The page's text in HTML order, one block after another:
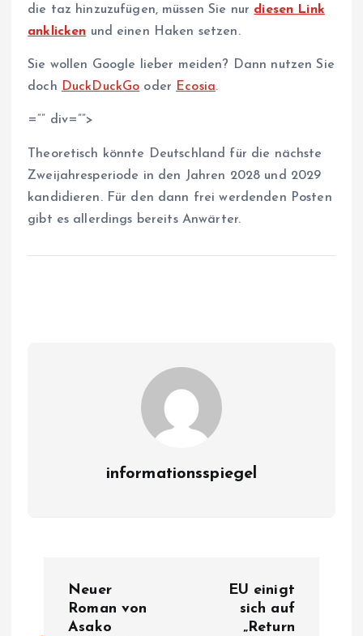
die taz hinzuzufügen, müssen Sie nur diesen Link
anklicken und einen Haken setzen.
Sie wollen Google lieber meiden? Dann nutzen Sie
doch DuckDuckGo oder Ecosia.
=”” div=””>
Theoretisch könnte Deutschland für die nächste
Zweijahresperiode in den Jahren 2028 und 2029
kandidieren. Für den dann frei werdenden Posten
gibt es allerdings bereits Anwärter.
informationsspiegel
Neuer
Roman von
Asako
EU einigt
sich auf
„Return